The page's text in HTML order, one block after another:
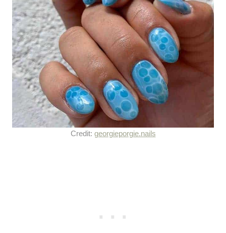
Credit: georgieporgie.nails